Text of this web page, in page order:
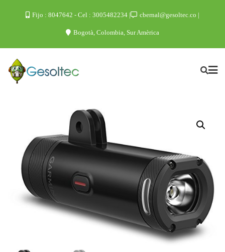
Fijo : 8047642 - Cel : 3005482234 cbernal@gesoltec.co
Bogotà, Colombia, Sur Amèrica